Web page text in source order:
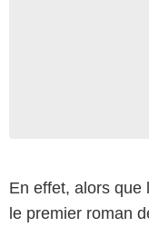
En effet, alors que
le premier roman